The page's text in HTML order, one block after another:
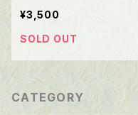
¥3,500
SOLD OUT
CATEGORY